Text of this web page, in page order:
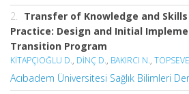
2. Transfer of Knowledge and
Practice: Design and Initial
Transition Program
KİTAPÇIOĞLU D., DİNÇ D., BAKIRCI N.,
Acıbadem Üniversitesi Sağlık Bilimleri